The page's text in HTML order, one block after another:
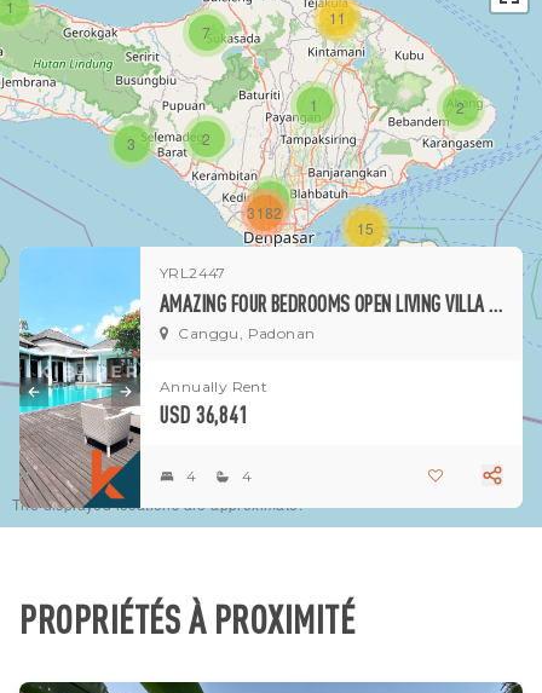
1
1
1
3
7
2
15
11
3182
2
The displayed locations are approximate.
YRL2447
AMAZING FOUR BEDROOMS OPEN LIVING VILLA SITUATED IN CANGGU PADONAN(AVAILABLE 25TH NOVEMBER)
Canggu, Padonan
Annually Rent
USD 36,841
4 4
PROPRIÉTÉS À PROXIMITÉ